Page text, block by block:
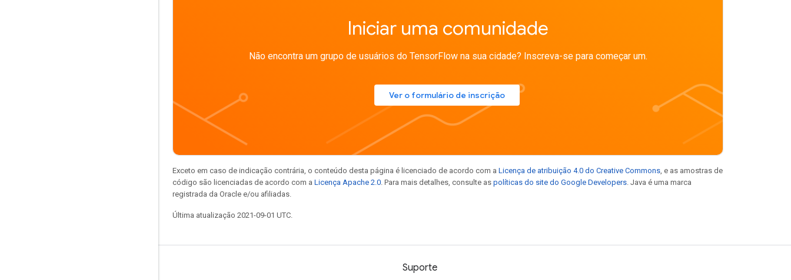
Iniciar uma comunidade
Não encontra um grupo de usuários do TensorFlow na sua cidade? Inscreva-se para começar um.
Ver o formulário de inscrição
Exceto em caso de indicação contrária, o conteúdo desta página é licenciado de acordo com a Licença de atribuição 4.0 do Creative Commons, e as amostras de
código são licenciadas de acordo com a Licença Apache 2.0. Para mais detalhes, consulte as políticas do site do Google Developers. Java é uma marca
registrada da Oracle e/ou afiliadas.
Última atualização 2021-09-01 UTC.
Suporte